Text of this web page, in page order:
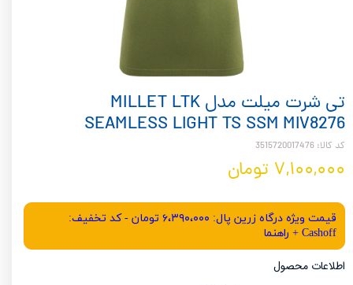
تی شرت میلت مدل MILLET LTK
SEAMLESS LIGHT TS SSM MIV8276
کد کالا: 3515720017476
۷,۱۰۰,۰۰۰ تومان
قیمت ویژه درگاه زرین پال: ۶،۳۹۰،۰۰۰ تومان - کد تخفیف:
Cashoff + راهنما
اطلاعات محصول